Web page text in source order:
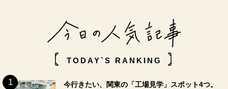
TODAY`S RANKING
今行きたい、関東の「工場見学」スポット4つ。